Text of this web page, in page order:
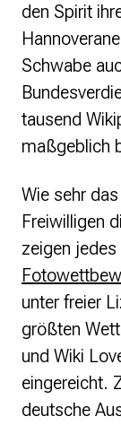
den Spirit
Schwabe
tausend
maßgeblich
Wie sehr
Freiwilligen
zeigen
unter freier
größten
und Wiki
eingereicht.
deutsche